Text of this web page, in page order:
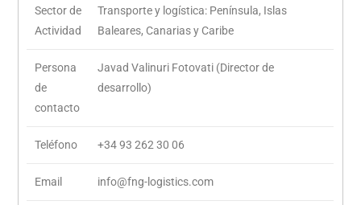
Sector de
Actividad
Transporte y logística: Península, Islas
Baleares, Canarias y Caribe
Persona
de
contacto
Javad Valinuri Fotovati (Director de
desarrollo)
Teléfono +34 93 262 30 06
Email info@fng-logistics.com